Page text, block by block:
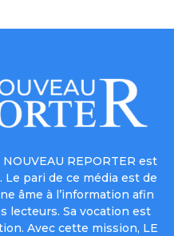
REPORTER est
Le pari de ce média est de
âme à l’information afin
lecteurs. Sa vocation est
Avec cette mission, LE